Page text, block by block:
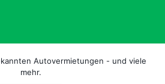
Autovermietungen - und viele
mehr.